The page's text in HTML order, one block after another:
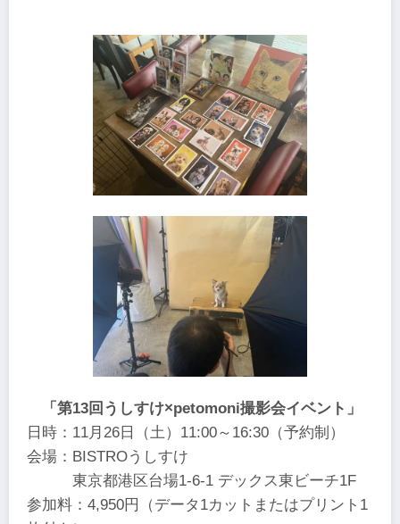
「第13回うしすけ×petomoni撮影会イベント」
日時：11月26日（土）11:00～16:30（予約制）
会場：BISTROうしすけ
東京都港区台場1-6-1 デックス東ビーチ1F
参加料：4,950円（データ1カットまたはプリント1